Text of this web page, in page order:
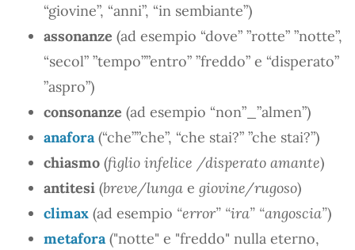
“giovine”, “anni”, “in sembiante”)
assonanze (ad esempio “dove” ”rotte” ”notte”,
“secol” ”tempo””entro” ”freddo” e “disperato”
”aspro”)
consonanze (ad esempio “non”_”almen”)
anafora(“che””che”, “che stai?” ”che stai?”)
chiasmo (figlio infelice /disperato amante)
antitesi (breve/lunga e giovine/rugoso)
climax (ad esempio “error” “ira” “angoscia”)
metafora("notte" e "freddo" nulla eterno,